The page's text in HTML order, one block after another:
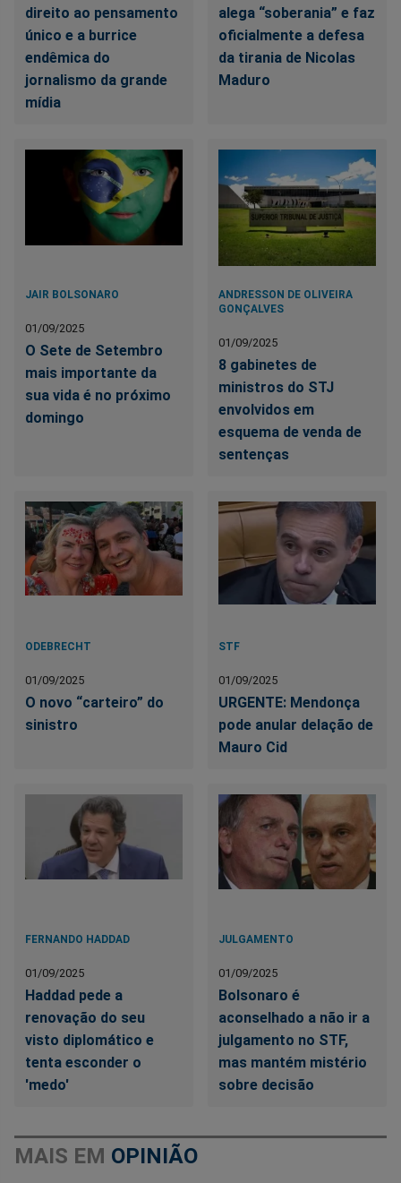
direito ao pensamento
único e a burrice
endêmica do
jornalismo da grande
mídia
alega “soberania” e faz
oficialmente a defesa
da tirania de Nicolas
Maduro
JAIR BOLSONARO
01/09/2025
O Sete de Setembro
mais importante da
sua vida é no próximo
domingo
ANDRESSON DE OLIVEIRA
GONÇALVES
01/09/2025
8 gabinetes de
ministros do STJ
envolvidos em
esquema de venda de
sentenças
ODEBRECHT
01/09/2025
O novo “carteiro” do
sinistro
STF
01/09/2025
URGENTE: Mendonça
pode anular delação de
Mauro Cid
FERNANDO HADDAD
01/09/2025
Haddad pede a
renovação do seu
visto diplomático e
tenta esconder o
'medo'
JULGAMENTO
01/09/2025
Bolsonaro é
aconselhado a não ir a
julgamento no STF,
mas mantém mistério
sobre decisão
MAIS EM OPINIÃO